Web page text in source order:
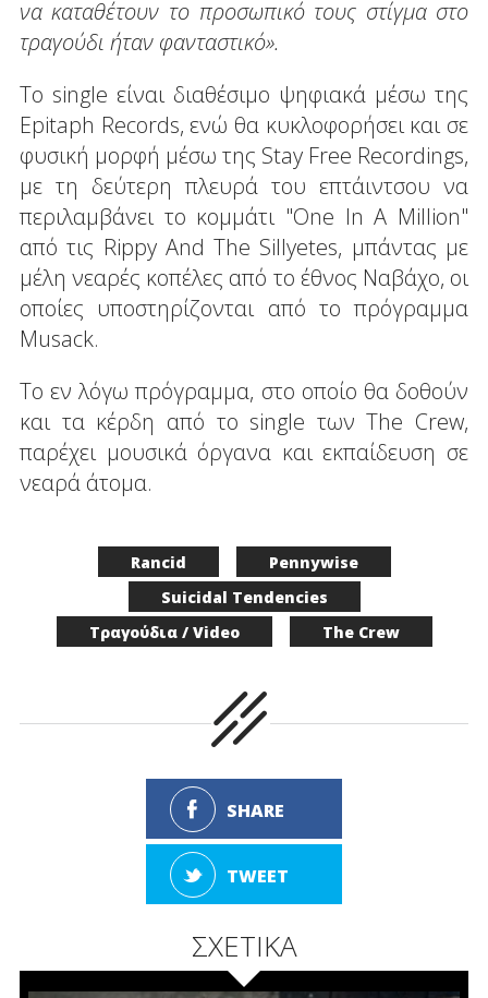
να καταθέτουν το προσωπικό τους στίγμα στο
τραγούδι ήταν φανταστικό».
To single είναι διαθέσιμο ψηφιακά μέσω της
Epitaph Records, ενώ θα κυκλοφορήσει και σε
φυσική μορφή μέσω της Stay Free Recordings,
με τη δεύτερη πλευρά του επτάιντσου να
περιλαμβάνει το κομμάτι "One In A Million"
από τις Rippy And The Sillyetes, μπάντας με
μέλη νεαρές κοπέλες από το έθνος Ναβάχο, οι
οποίες υποστηρίζονται από το πρόγραμμα
Musack.
Το εν λόγω πρόγραμμα, στο οποίο θα δοθούν
και τα κέρδη από το single των The Crew,
παρέχει μουσικά όργανα και εκπαίδευση σε
νεαρά άτομα.
Rancid
Pennywise
Suicidal Tendencies
Τραγούδια / Video
The Crew
SHARE
TWEET
ΣΧΕΤΙΚΑ